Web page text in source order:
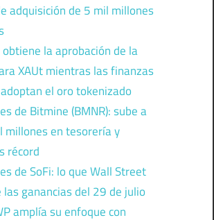
adquisición de 5 mil millones
la aprobación de la
XAUt mientras las finanzas
el oro tokenizado
de Bitmine (BMNR): sube a
millones en tesorería y
récord
de SoFi: lo que Wall Street
las ganancias del 29 de julio
amplía su enfoque con